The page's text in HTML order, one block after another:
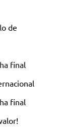
de
final
final